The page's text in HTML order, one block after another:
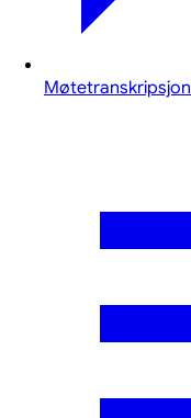
Møtetranskripsjon